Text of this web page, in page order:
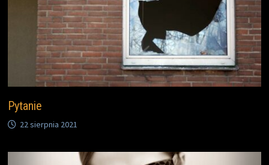
Pytanie
22 sierpnia 2021